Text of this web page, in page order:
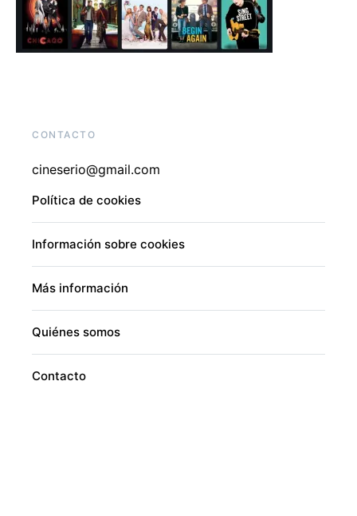
CONTACTO
cineserio@gmail.com
Política de cookies
Información sobre cookies
Más información
Quiénes somos
Contacto